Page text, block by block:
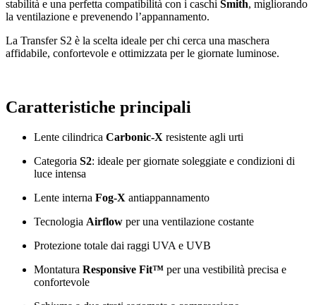
stabilità e una perfetta compatibilità con i caschi Smith, migliorando
la ventilazione e prevenendo l’appannamento.
La Transfer S2 è la scelta ideale per chi cerca una maschera
affidabile, confortevole e ottimizzata per le giornate luminose.
Caratteristiche principali
Lente cilindrica Carbonic‑X resistente agli urti
Categoria S2: ideale per giornate soleggiate e condizioni di
luce intensa
Lente interna Fog‑X antiappannamento
Tecnologia Airflow per una ventilazione costante
Protezione totale dai raggi UVA e UVB
Montatura Responsive Fit™ per una vestibilità precisa e
confortevole